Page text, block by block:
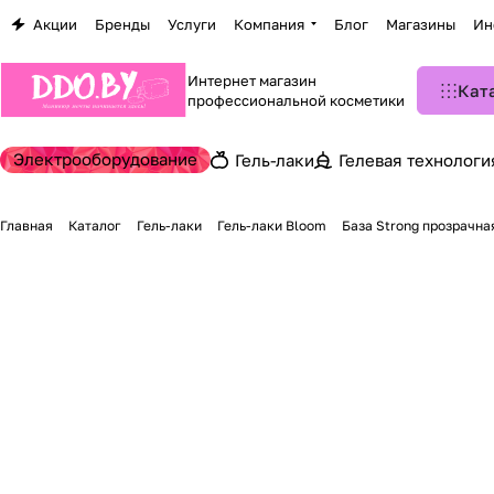
Акции Бренды Услуги Компания Блог Магазины
Интернет магазин
профессиональной косметики
Электрооборудование Гель-лаки Гелевая
Главная Каталог Гель-лаки Гель-лаки Bloom База Strong